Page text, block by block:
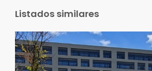
Listados similares